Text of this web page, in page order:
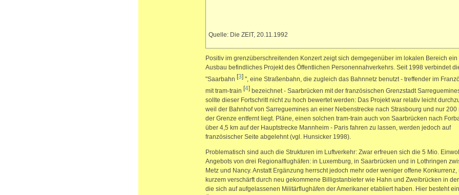
Quelle: Die ZEIT, 20.11.1992
Positiv im grenzüberschreitenden Konzert zeigt sich demgegenüber im lokalen Bereich ein
Ausbau befindliches Projekt des Öffentlichen Personennahverkehrs. Seit 1998 verbindet
"Saarbahn [3]", eine Straßenbahn, die zugleich das Bahnnetz benutzt - treffender im
mit tram-train [4]bezeichnet - Saarbrücken mit der französischen Grenzstadt
sollte dieser Fortschritt nicht zu hoch bewertet werden: Das Projekt war relativ leicht
weil der Bahnhof von Sarreguemines an einer Nebenstrecke nach Strasbourg und nur 200
der Grenze entfernt liegt. Pläne, einen solchen tram-train auch von Saarbrücken nach
über 4,5 km auf der Hauptstrecke Mannheim - Paris fahren zu lassen, werden jedoch auf
französischer Seite abgelehnt (vgl. Hunsicker 1998).
Problematisch sind auch die Strukturen im Luftverkehr: Zwar erfreuen sich die 5 Mio.
Angebots von drei Regionalflughäfen: in Luxemburg, in Saarbrücken und in Lothringen
Metz und Nancy. Anstatt Ergänzung herrscht jedoch mehr oder weniger offene Konkurrenz,
kurzem verschärft durch neu gekommene Billigstanbieter wie Hahn und Zweibrücken in
die sich auf aufgelassenen Militärflughäfen der Amerikaner etabliert haben. Hier besteht